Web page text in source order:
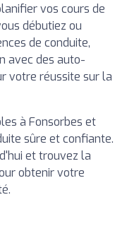
vos cours de
débutiez ou
de conduite,
avec des auto-
votre réussite sur la
à Fonsorbes et
sûre et confiante.
et trouvez la
obtenir votre